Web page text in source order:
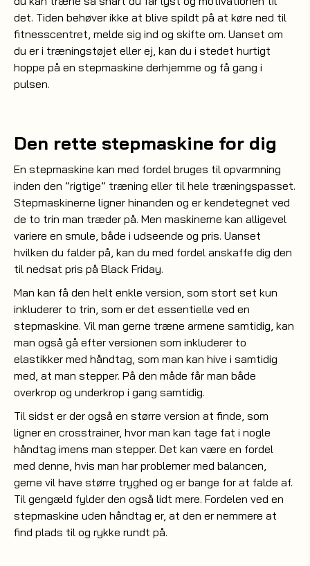
det. Tiden behøver ikke at blive spildt på at køre ned til
fitnesscentret, melde sig ind og skifte om. Uanset om
du er i træningstøjet eller ej, kan du i stedet hurtigt
hoppe på en stepmaskine derhjemme og få gang i
pulsen.
Den rette stepmaskine for dig
En stepmaskine kan med fordel bruges til opvarmning
inden den ”rigtige” træning eller til hele træningspasset.
Stepmaskinerne ligner hinanden og er kendetegnet ved
de to trin man træder på. Men maskinerne kan alligevel
variere en smule, både i udseende og pris. Uanset
hvilken du falder på, kan du med fordel anskaffe dig den
til nedsat pris på Black Friday.
Man kan få den helt enkle version, som stort set kun
inkluderer to trin, som er det essentielle ved en
stepmaskine. Vil man gerne træne armene samtidig, kan
man også gå efter versionen som inkluderer to
elastikker med håndtag, som man kan hive i samtidig
med, at man stepper. På den måde får man både
overkrop og underkrop i gang samtidig.
Til sidst er der også en større version at finde, som
ligner en crosstrainer, hvor man kan tage fat i nogle
håndtag imens man stepper. Det kan være en fordel
med denne, hvis man har problemer med balancen,
gerne vil have større tryghed og er bange for at falde af.
Til gengæld fylder den også lidt mere. Fordelen ved en
stepmaskine uden håndtag er, at den er nemmere at
find plads til og rykke rundt på.